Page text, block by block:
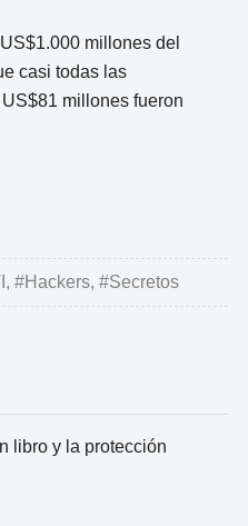
millones del
casi todas las
millones fueron
, #Hackers, #Secretos
libro y la protección